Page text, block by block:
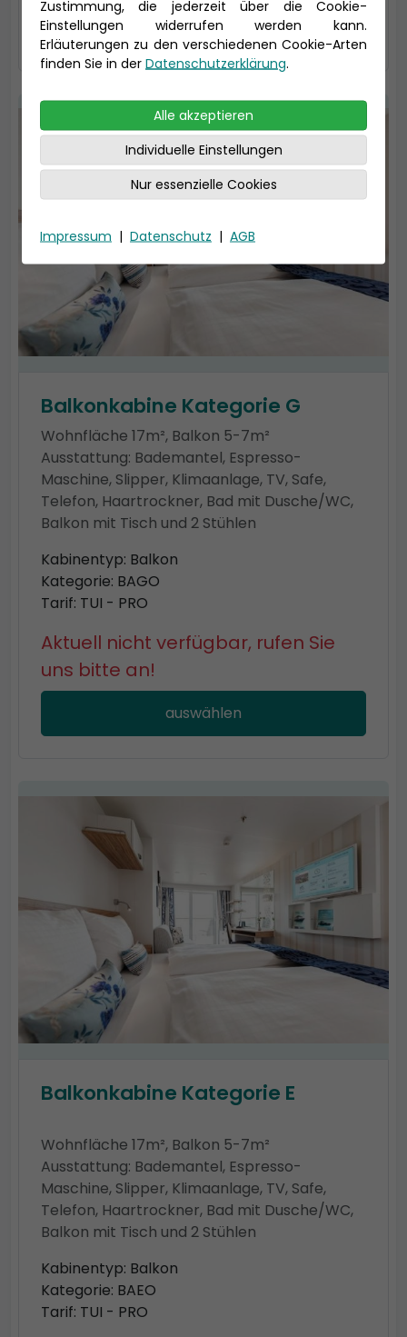
auswählen
Balkonkabine Kategorie G
Wohnfläche 17m², Balkon 5-7m²
Ausstattung: Bademantel, Espresso-
Maschine, Slipper, Klimaanlage, TV, Safe,
Telefon, Haartrockner, Bad mit Dusche/WC,
Balkon mit Tisch und 2 Stühlen
Kabinentyp: Balkon
Kategorie: BAGO
Tarif: TUI - PRO
Aktuell nicht verfügbar, rufen Sie
uns bitte an!
auswählen
Balkonkabine Kategorie E
Wohnfläche 17m², Balkon 5-7m²
Ausstattung: Bademantel, Espresso-
Maschine, Slipper, Klimaanlage, TV, Safe,
Telefon, Haartrockner, Bad mit Dusche/WC,
Balkon mit Tisch und 2 Stühlen
Kabinentyp: Balkon
Kategorie: BAEO
Tarif: TUI - PRO
Zustimmung, die jederzeit über die Cookie-
Einstellungen widerrufen werden kann.
Erläuterungen zu den verschiedenen Cookie-Arten
finden Sie in der Datenschutzerklärung.
Alle akzeptieren
Individuelle Einstellungen
Nur essenzielle Cookies
Impressum | Datenschutz | AGB